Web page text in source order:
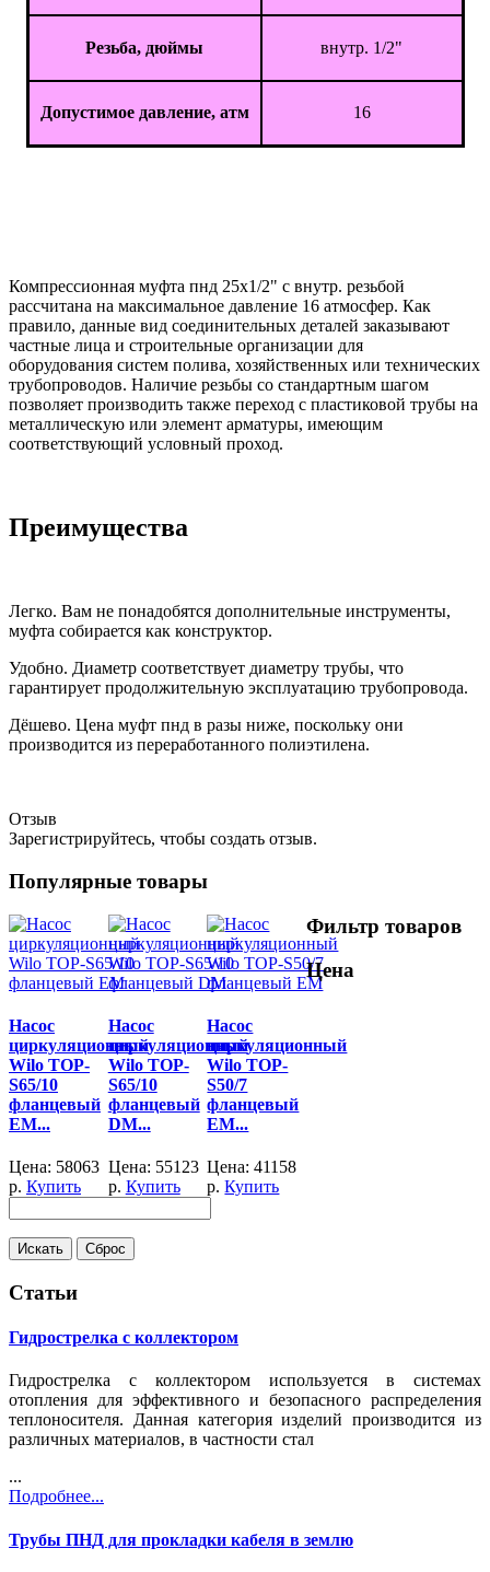
Резьба, дюймы внутр. 1/2"
Допустимое давление, атм 16
Компрессионная муфта пнд 25x1/2" с внутр. резьбой
рассчитана на максимальное давление 16 атмосфер. Как
правило, данные вид соединительных деталей заказывают
частные лица и строительные организации для
оборудования систем полива, хозяйственных или технических
трубопроводов. Наличие резьбы со стандартным шагом
позволяет производить также переход с пластиковой трубы на
металлическую или элемент арматуры, имеющим
соответствующий условный проход.
Преимущества
Легко. Вам не понадобятся дополнительные инструменты,
муфта собирается как конструктор.
Удобно. Диаметр соответствует диаметру трубы, что
гарантирует продолжительную эксплуатацию трубопровода.
Дёшево. Цена муфт пнд в разы ниже, поскольку они
производится из переработанного полиэтилена.
Отзыв
Зарегистрируйтесь, чтобы создать отзыв.
Популярные товары
Насос
циркуляционный
Wilo TOP-
S65/10
фланцевый
EM...
Цена: 58063
р. Купить
Насос
циркуляционный
Wilo TOP-
S65/10
фланцевый
DM...
Цена: 55123
р. Купить
Насос
циркуляционный
Wilo TOP-
S50/7
фланцевый
EM...
Цена: 41158
р. Купить
Фильтр товаров
Цена
Статьи
Гидрострелка с коллектором
Гидрострелка с коллектором используется в системах
отопления для эффективного и безопасного распределения
теплоносителя. Данная категория изделий производится из
различных материалов, в частности стал
...
Подробнее...
Трубы ПНД для прокладки кабеля в землю